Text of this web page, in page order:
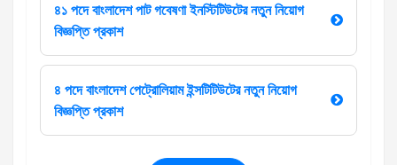
৪১ পদে বাংলাদেশ পাট গবেষণা ইনস্টিটিউটের নতুন নিয়োগ
বিজ্ঞপ্তি প্রকাশ
৪ পদে বাংলাদেশ পেট্রোলিয়াম ইন্সটিটিউটের নতুন নিয়োগ
বিজ্ঞপ্তি প্রকাশ